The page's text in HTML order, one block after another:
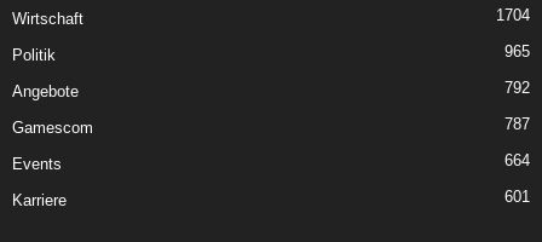
Wirtschaft 1704
Politik 965
Angebote 792
Gamescom 787
Events 664
Karriere 601